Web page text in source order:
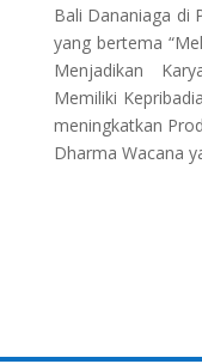
Bali Dananiaga di
yang bertema
Menjadikan
Memiliki
meningkatkan
Dharma Wacana